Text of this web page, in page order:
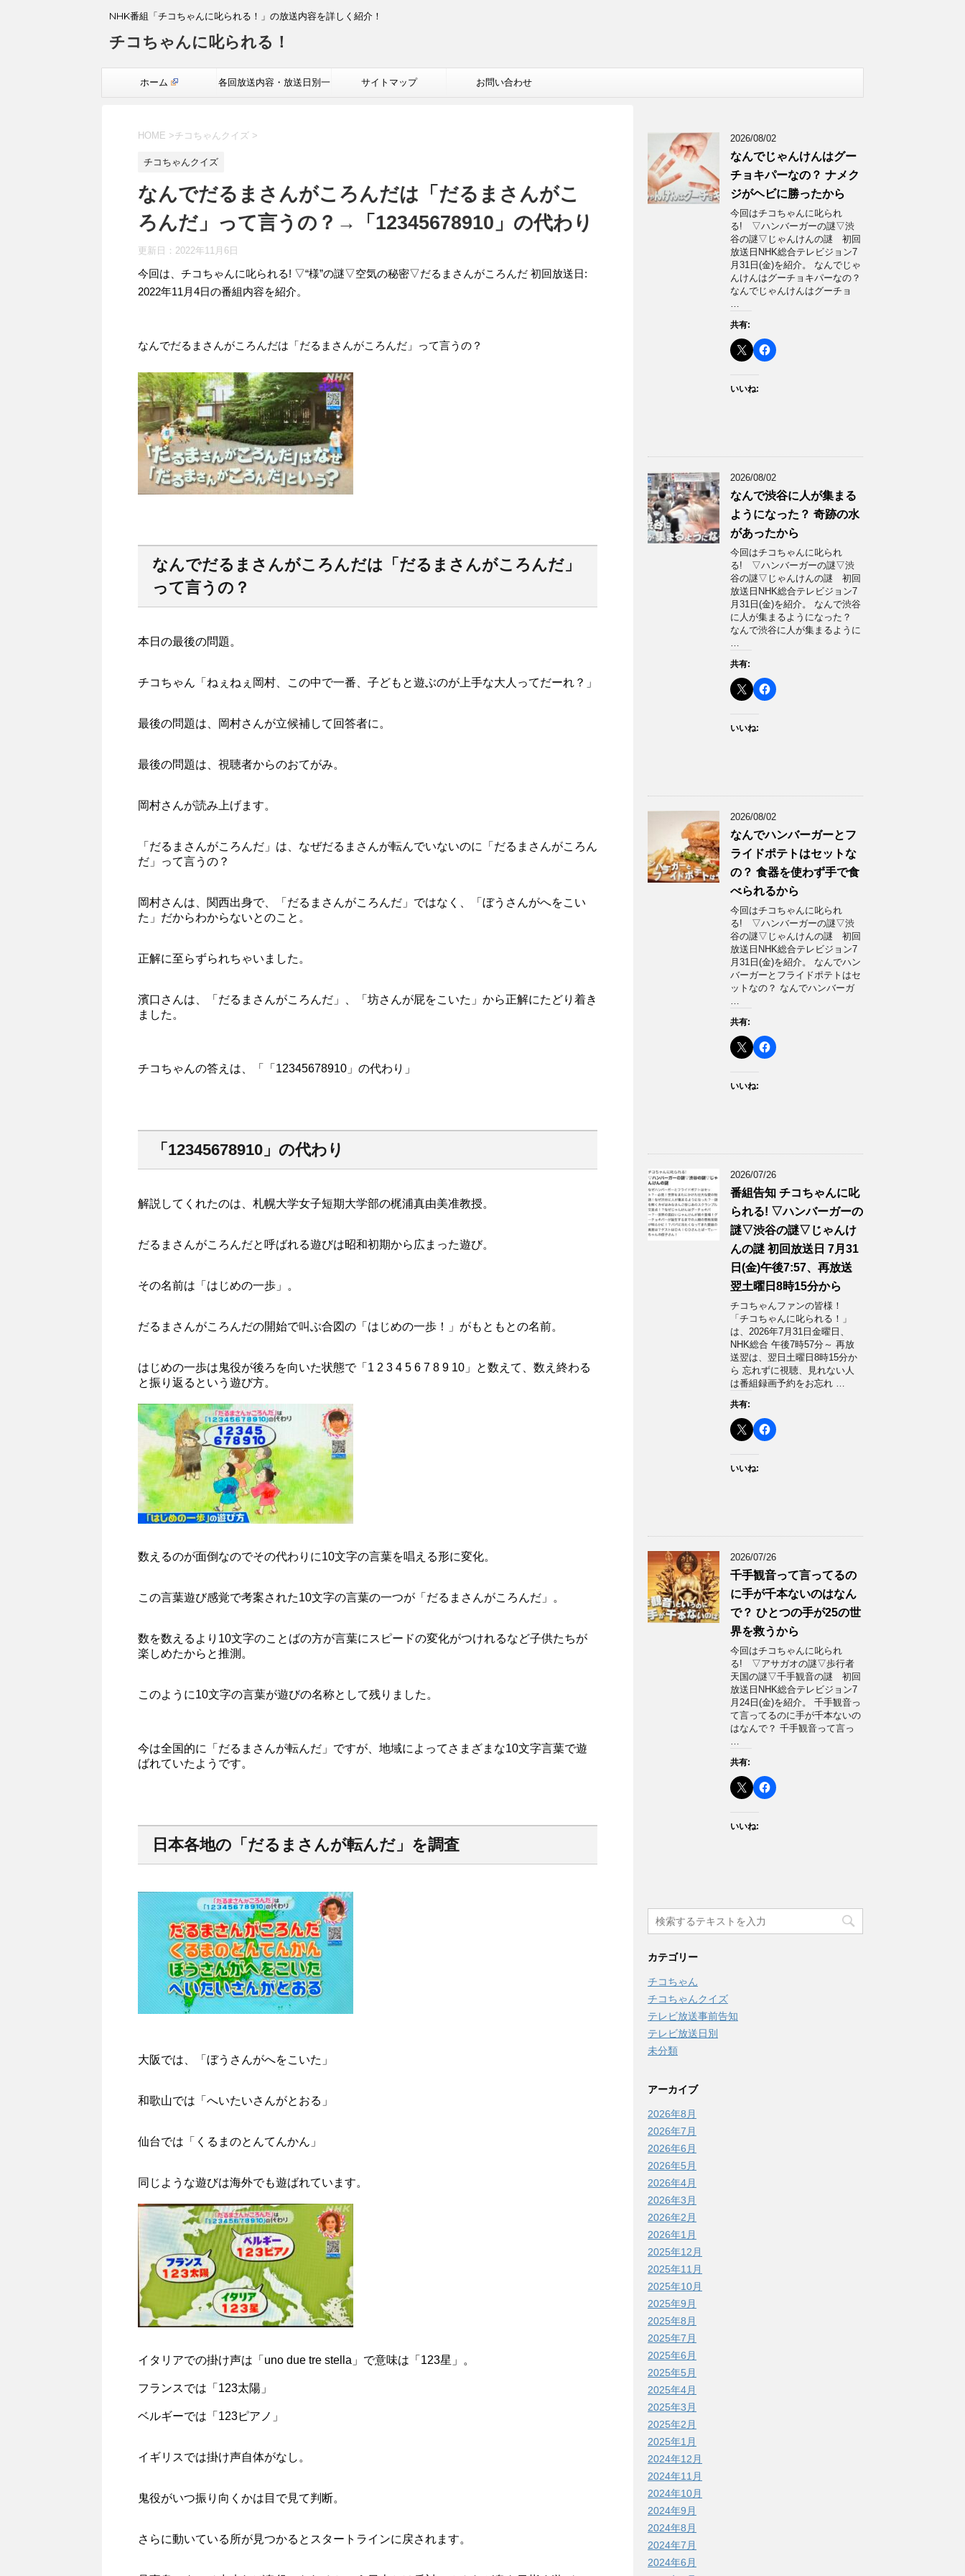
NHK番組「チコちゃんに叱られる！」の放送内容を詳しく紹介！
チコちゃんに叱られる！
ホーム 各回放送内容・放送日別一 サイトマップ お問い合わせ
HOME >チコちゃんクイズ >
チコちゃんクイズ
なんでだるまさんがころんだは「だるまさんがこ
ろんだ」って言うの？→「12345678910」の代わり
更新日： 2022年11月6日
今回は、チコちゃんに叱られる! ▽“様”の謎▽空気の秘密▽だるまさんがころんだ 初回放送日:
2022年11月4日の番組内容を紹介。
なんでだるまさんがころんだは「だるまさんがころんだ」って言うの？
なんでだるまさんがころんだは「だるまさんがころんだ」
って言うの？
本日の最後の問題。
チコちゃん「ねぇねぇ岡村、この中で一番、子どもと遊ぶのが上手な大人ってだーれ？」
最後の問題は、岡村さんが立候補して回答者に。
最後の問題は、視聴者からのおてがみ。
岡村さんが読み上げます。
「だるまさんがころんだ」は、なぜだるまさんが転んでいないのに「だるまさんがころん
だ」って言うの？
岡村さんは、関西出身で、「だるまさんがころんだ」ではなく、「ぼうさんがへをこい
た」だからわからないとのこと。
正解に至らずられちゃいました。
濱口さんは、「だるまさんがころんだ」、「坊さんが屁をこいた」から正解にたどり着き
ました。
チコちゃんの答えは、「「12345678910」の代わり」
「12345678910」の代わり
解説してくれたのは、札幌大学女子短期大学部の梶浦真由美准教授。
だるまさんがころんだと呼ばれる遊びは昭和初期から広まった遊び。
その名前は「はじめの一歩」。
だるまさんがころんだの開始で叫ぶ合図の「はじめの一歩！」がもともとの名前。
はじめの一歩は鬼役が後ろを向いた状態で「1 2 3 4 5 6 7 8 9 10」と数えて、数え終わる
と振り返るという遊び方。
数えるのが面倒なのでその代わりに10文字の言葉を唱える形に変化。
この言葉遊び感覚で考案された10文字の言葉の一つが「だるまさんがころんだ」。
数を数えるより10文字のことばの方が言葉にスピードの変化がつけれるなど子供たちが
楽しめたからと推測。
このように10文字の言葉が遊びの名称として残りました。
今は全国的に「だるまさんが転んだ」ですが、地域によってさまざまな10文字言葉で遊
ばれていたようです。
日本各地の「だるまさんが転んだ」を調査
大阪では、「ぼうさんがへをこいた」
和歌山では「へいたいさんがとおる」
仙台では「くるまのとんてんかん」
同じような遊びは海外でも遊ばれています。
イタリアでの掛け声は「uno due tre stella」で意味は「123星」。
フランスでは「123太陽」
ベルギーでは「123ピアノ」
イギリスでは掛け声自体がなし。
鬼役がいつ振り向くかは目で見て判断。
さらに動いている所が見つかるとスタートラインに戻されます。
2026/08/02
なんでじゃんけんはグー
チョキパーなの？ ナメク
ジがヘビに勝ったから
今回はチコちゃんに叱られ
る! ▽ハンバーガーの謎▽渋
谷の謎▽じゃんけんの謎 初回
放送日NHK総合テレビジョン7
月31日(金)を紹介。 なんでじゃ
んけんはグーチョキパーなの？
なんでじゃんけんはグーチョ
…
共有:
いいね:
2026/08/02
なんで渋谷に人が集まる
ようになった？ 奇跡の水
があったから
今回はチコちゃんに叱られ
る! ▽ハンバーガーの謎▽渋
谷の謎▽じゃんけんの謎 初回
放送日NHK総合テレビジョン7
月31日(金)を紹介。 なんで渋谷
に人が集まるようになった？
なんで渋谷に人が集まるように
…
共有:
いいね:
2026/08/02
なんでハンバーガーとフ
ライドポテトはセットな
の？ 食器を使わず手で食
べられるから
今回はチコちゃんに叱られ
る! ▽ハンバーガーの謎▽渋
谷の謎▽じゃんけんの謎 初回
放送日NHK総合テレビジョン7
月31日(金)を紹介。 なんでハン
バーガーとフライドポテトはセ
ットなの？ なんでハンバーガ
…
共有:
いいね:
2026/07/26
番組告知 チコちゃんに叱
られる! ▽ハンバーガーの
謎▽渋谷の謎▽じゃんけ
んの謎 初回放送日 7月31
日(金)午後7:57、再放送
翌土曜日8時15分から
チコちゃんファンの皆様！
「チコちゃんに叱られる！」​
は、2026年7月31日金曜日、
NHK総合 午後7時57分～ 再放
送翌は、翌日土曜日8時15分か
ら 忘れずに視聴、見れない人
は番組録画予約をお忘れ …
共有:
いいね:
2026/07/26
千手観音って言ってるの
に手が千本ないのはなん
で？ ひとつの手が25の世
界を救うから
今回はチコちゃんに叱られ
る! ▽アサガオの謎▽歩行者
天国の謎▽千手観音の謎 初回
放送日NHK総合テレビジョン7
月24日(金)を紹介。 千手観音っ
て言ってるのに手が千本ないの
はなんで？ 千手観音って言っ
…
共有:
いいね:
カテゴリー
チコちゃん
チコちゃんクイズ
テレビ放送事前告知
テレビ放送日別
未分類
アーカイブ
2026年8月
2026年7月
2026年6月
2026年5月
2026年4月
2026年3月
2026年2月
2026年1月
2025年12月
2025年11月
2025年10月
2025年9月
2025年8月
2025年7月
2025年6月
2025年5月
2025年4月
2025年3月
2025年2月
2025年1月
2024年12月
2024年11月
2024年10月
2024年9月
2024年8月
2024年7月
2024年6月